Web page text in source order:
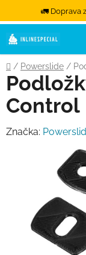
🚛 Doprava
Přejít na obsah
Domů
/ Powerslide /
Control
Značka: